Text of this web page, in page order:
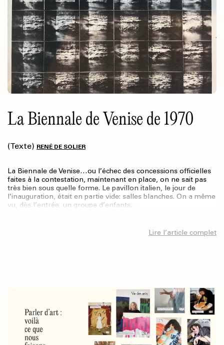
La Biennale de Venise de 1970
(Texte) RENÉ DE SOLIER
La Biennale de Venise…ou l’échec des concessions officielles
faites à la contestation, maintenant en place, on ne sait pas
très bien sous quelle forme. Le pavillon italien, le jour de
l’inauguration, était en partie vide: salles blanches. On a même
vu, dès l’entrée, un groupe d’enfants…
Lire l’article complet